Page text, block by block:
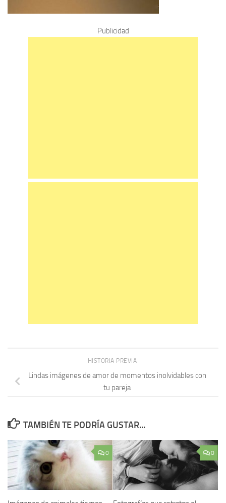
Publicidad
HISTORIA PREVIA
Lindas imágenes de amor de momentos inolvidables con
tu pareja
TAMBIÉN TE PODRÍA GUSTAR...
0 0